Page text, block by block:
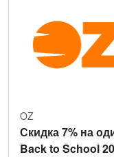
OZ
Скидка 7% на
Back to School